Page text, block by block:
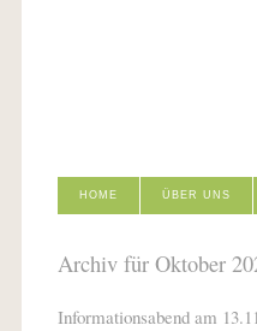
HOME ÜBER UNS
Archiv für Oktober
Informationsabend am